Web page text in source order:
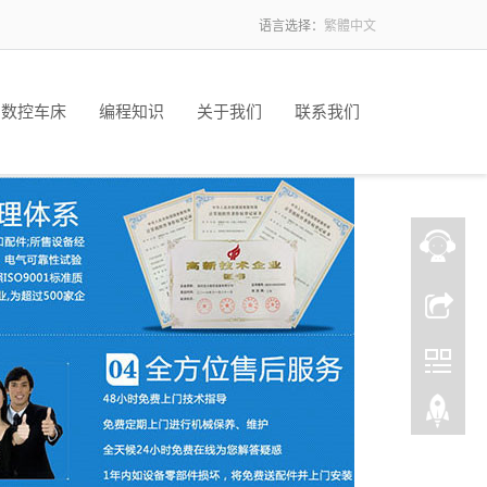
语言选择： 繁體中文
数控车床 编程知识 关于我们 联系我们